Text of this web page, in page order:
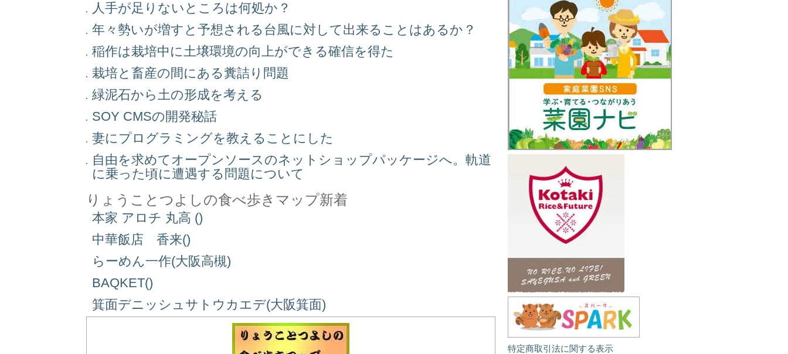
人手が足りないところは何処か？
年々勢いが増すと予想される台風に対して出来ることはあるか？
稲作は栽培中に土壌環境の向上ができる確信を得た
栽培と畜産の間にある糞詰り問題
緑泥石から土の形成を考える
SOY CMSの開発秘話
妻にプログラミングを教えることにした
自由を求めてオープンソースのネットショップパッケージへ。軌道
に乗った頃に遭遇する問題について
りょうことつよしの食べ歩きマップ新着
本家 アロチ 丸高 ()
中華飯店 香来()
らーめん一作(大阪高槻)
BAQKET()
箕面デニッシュサトウカエデ(大阪箕面)
特定商取引法に関する表示